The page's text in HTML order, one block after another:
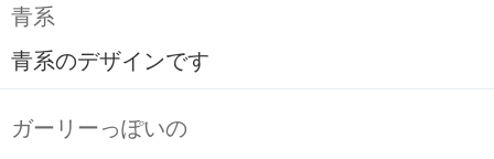
青系
青系のデザインです
ガーリーっぽいの